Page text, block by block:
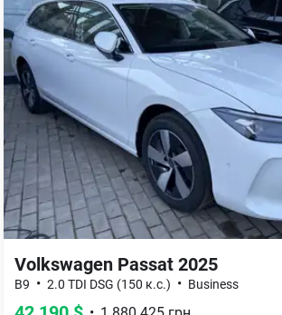
Volkswagen Passat 2025
B9 • 2.0 TDI DSG (150 к.с.) • Business